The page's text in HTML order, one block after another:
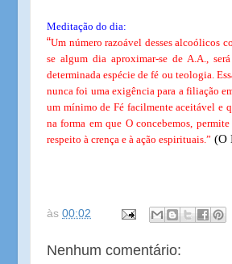
Meditação do dia:
“Um número razoável desses alcoólicos
se algum dia aproximar-se de A.A.,
determinada espécie de fé ou teologia.
nunca foi uma exigência para a filiação
um mínimo de Fé facilmente aceitável e
na forma em que O concebemos,
respeito à crença e à ação espirituais.” (O
às 00:02
Nenhum comentário: